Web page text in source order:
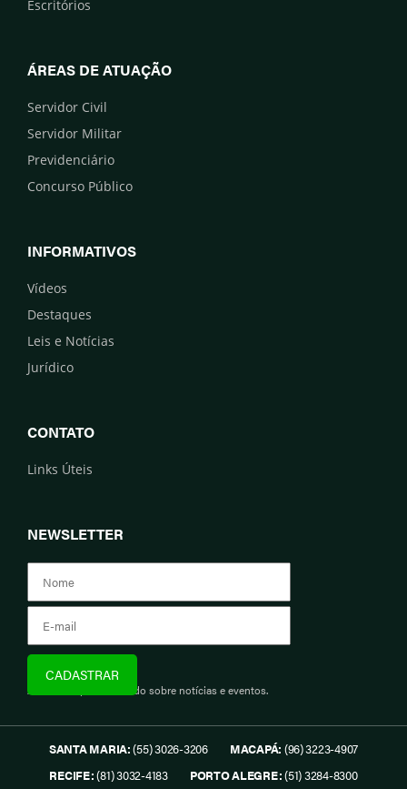
Escritórios
ÁREAS DE ATUAÇÃO
Servidor Civil
Servidor Militar
Previdenciário
Concurso Público
INFORMATIVOS
Vídeos
Destaques
Leis e Notícias
Jurídico
CONTATO
Links Úteis
NEWSLETTER
Assine e fique informado sobre notícias e eventos.
SANTA MARIA:(55) 3026-3206 MACAPÁ: (96) 3223-4907
RECIFE:(81) 3032-4183 PORTO ALEGRE:(51) 3284-8300